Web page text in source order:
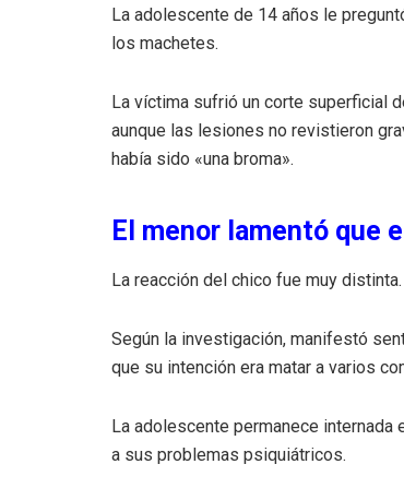
La adolescente de 14 años le
los machetes.
La víctima sufrió un corte superficial
aunque las lesiones no revistieron
había sido «una broma».
El menor lamentó que
La reacción del chico fue muy distinta.
Según la investigación, manifestó
que su intención era matar a varios
La adolescente permanece
a sus problemas psiquiátricos.